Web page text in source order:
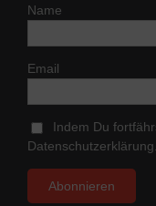
Name
Email
Indem Du
Datenschutzerklärung.